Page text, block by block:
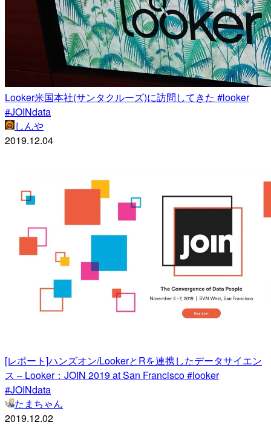
Looker米国本社(サンタクルーズ)に訪問してきた #looker
#JOINdata
しんや
2019.12.04
[レポート]ハンズオン/LookerとRを連携したデータサイエン
ス – Looker：JOIN 2019 at San Francisco #looker
#JOINdata
たまちゃん
2019.12.02